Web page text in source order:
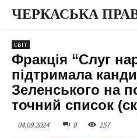
ЧЕРКАСЬКА
СВІТ
Фракція “Слуг
підтримала
Зеленського на
точний список
04.09.2024 0 257